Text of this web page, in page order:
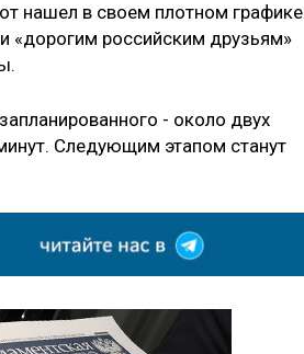
нашел в своем плотном графике
«дорогим российским друзьям»
- около двух
Следующим этапом станут